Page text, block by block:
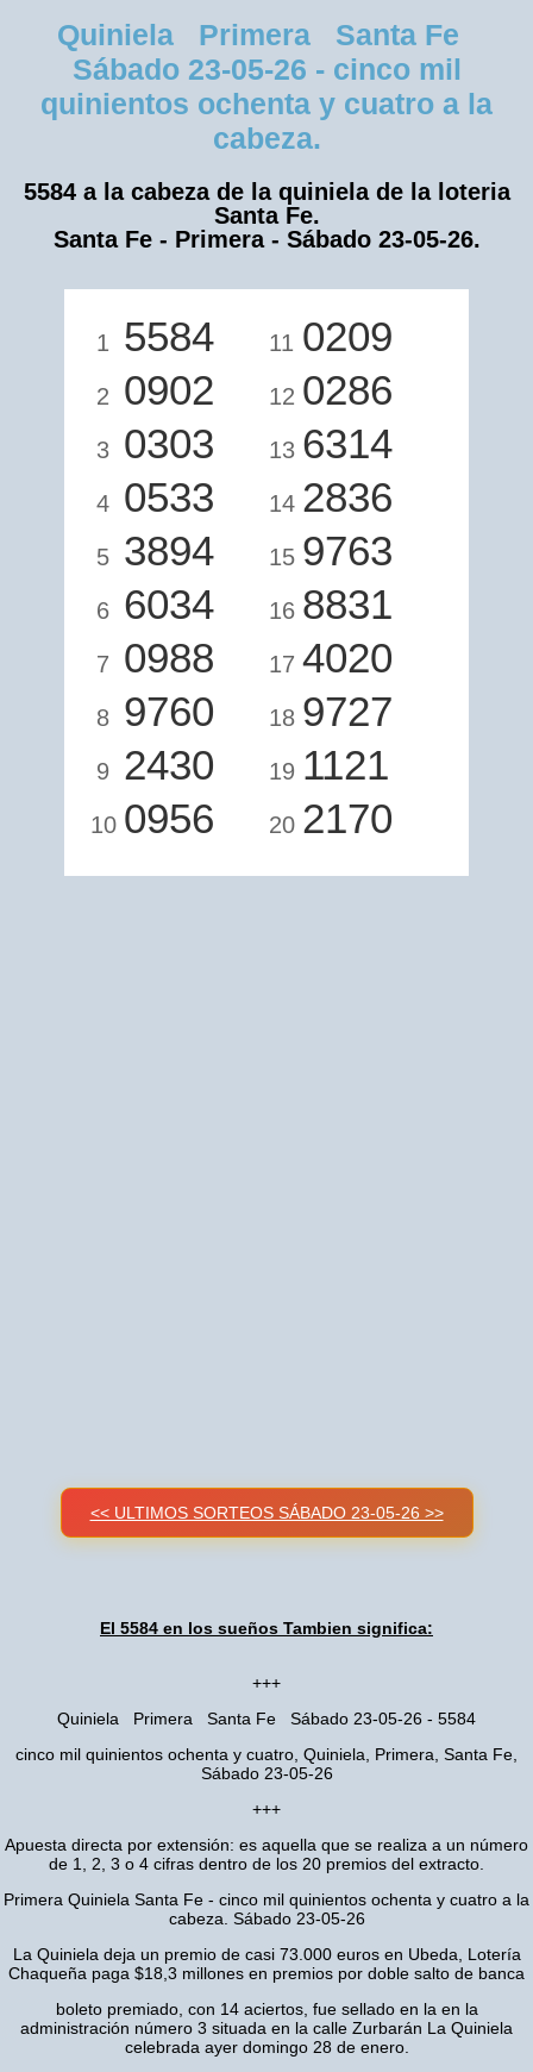
Quiniela Primera Santa Fe
Sábado 23-05-26 - cinco mil
quinientos ochenta y cuatro a la
cabeza.
5584 a la cabeza de la quiniela de la loteria
Santa Fe.
Santa Fe - Primera - Sábado 23-05-26.
1 5584
2 0902
3 0303
4 0533
5 3894
6 6034
7 0988
8 9760
9 2430
10 0956
11 0209
12 0286
13 6314
14 2836
15 9763
16 8831
17 4020
18 9727
19 1121
20 2170
<< ULTIMOS SORTEOS SÁBADO 23-05-26 >>
El 5584 en los sueños Tambien significa:
+++
Quiniela Primera Santa Fe Sábado 23-05-26 - 5584
cinco mil quinientos ochenta y cuatro, Quiniela, Primera, Santa Fe,
Sábado 23-05-26
+++
Apuesta directa por extensión: es aquella que se realiza a un número
de 1, 2, 3 o 4 cifras dentro de los 20 premios del extracto.
Primera Quiniela Santa Fe - cinco mil quinientos ochenta y cuatro a la
cabeza. Sábado 23-05-26
La Quiniela deja un premio de casi 73.000 euros en Ubeda, Lotería
Chaqueña paga $18,3 millones en premios por doble salto de banca
boleto premiado, con 14 aciertos, fue sellado en la en la
administración número 3 situada en la calle Zurbarán La Quiniela
celebrada ayer domingo 28 de enero.